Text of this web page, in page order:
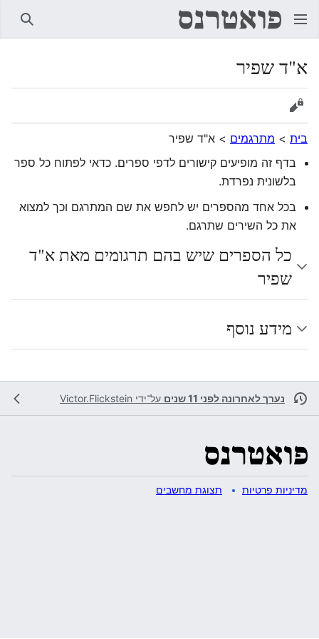
א"ד שפיר
הצגת מקור
בית > מתרגמים > א"ד שפיר
בדף זה מופיעים קישורים לדפי ספרים. כדאי לפתוח כל ספר
בלשונית נפרדת.
בכל אחד מהספרים יש לחפש את שם המתרגם וכך למצוא
את כל השירים שתרגם.
כל הספרים שיש בהם תרגומים מאת א"ד
שפיר
מידע נוסף
נערך לאחרונה לפני 11 שנים על־ידי Victor.Flickstein
מדיניות פרטיות תצוגת מחשבים